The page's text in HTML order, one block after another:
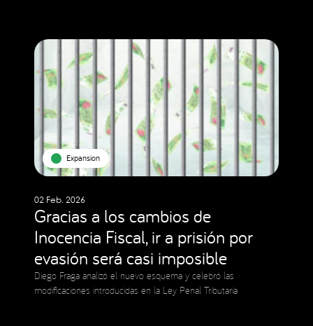
Expansion
02 Feb. 2026
Gracias a los cambios de
Inocencia Fiscal, ir a prisión por
evasión será casi imposible
Diego Fraga analizó el nuevo esquema y celebró las
modificaciones introducidas en la Ley Penal Tributaria